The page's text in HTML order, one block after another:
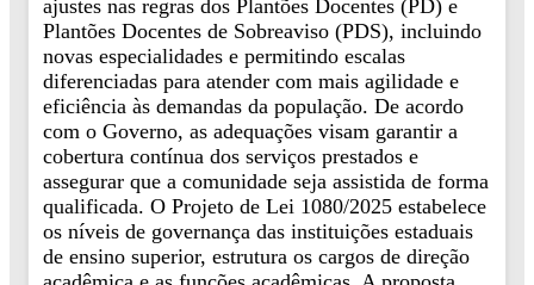
ajustes nas regras dos Plantões Docentes (PD) e
Plantões Docentes de Sobreaviso (PDS), incluindo
novas especialidades e permitindo escalas
diferenciadas para atender com mais agilidade e
eficiência às demandas da população. De acordo
com o Governo, as adequações visam garantir a
cobertura contínua dos serviços prestados e
assegurar que a comunidade seja assistida de forma
qualificada. O Projeto de Lei 1080/2025 estabelece
os níveis de governança das instituições estaduais
de ensino superior, estrutura os cargos de direção